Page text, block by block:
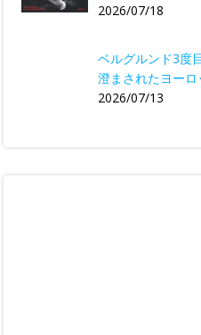
2026/07/18
ベルグルンド3度
澄まされたヨー
2026/07/13